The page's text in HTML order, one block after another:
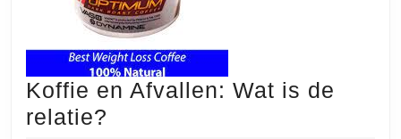
Koffie en Afvallen: Wat is de
relatie?